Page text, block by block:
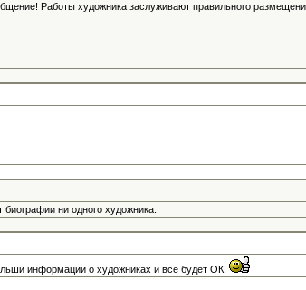
Работы художника заслуживают правильного
ни одного художника.
информации о художниках и все будет ОК!